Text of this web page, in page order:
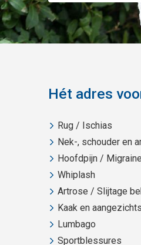
Hét adres
Rug / Ischias
Nek-, schouder en
Hoofdpijn / Migraine
Whiplash
Artrose / Slijtage
Kaak en
Lumbago
Sportblessures